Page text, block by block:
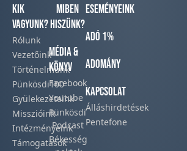
Kik
vagyunk?
Rólunk
Vezetőink
Történelmünk​
Pünkösdi100
Gyülekezeteink​
Misszióink​
Intézményeink
Támogatások
Miben
hiszünk?
Média &
Könyv
Facebook​
Youtube
Pünkösdi
Podcast​
Békesség
Eseményeink
Adó 1%
Adomány
Kapcsolat
Álláshirdetések
Pentefone